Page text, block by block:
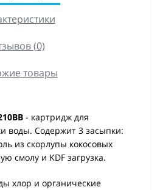
(0)
товары
- картридж для
воды. Содержит 3 засыпки:
из скорлупы кокосовых
смолу и KDF загрузка.
хлор и органические